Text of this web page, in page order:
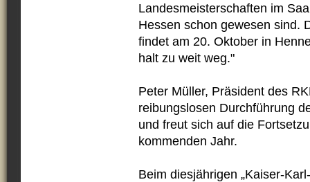
Landesmeisterschaften im
Hessen schon gewesen sind.
findet am 20. Oktober in
halt zu weit weg."
Peter Müller, Präsident des
reibungslosen Durchführung
und freut sich auf die
kommenden Jahr.
Beim diesjährigen „Kaiser-